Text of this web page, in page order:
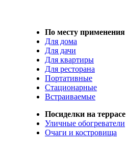
По месту применения
Для дома
Для дачи
Для квартиры
Для ресторана
Портативные
Стационарные
Встраиваемые
Посиделки на террасе
Уличные обогреватели
Очаги и костровища